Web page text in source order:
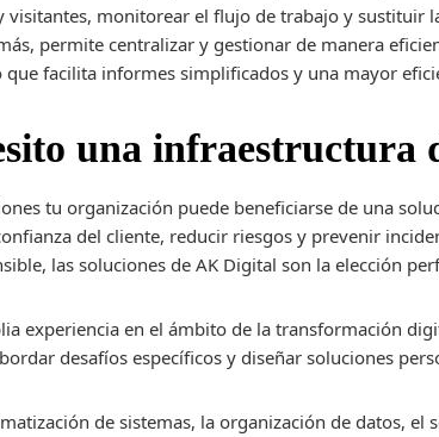
visitantes, monitorear el flujo de trabajo y sustituir
permite centralizar y gestionar de manera
que facilita informes simplificados y una mayor
una infraestructura
tu organización puede beneficiarse de una
del cliente, reducir riesgos y prevenir
las soluciones de AK Digital son la elección
experiencia en el ámbito de la transformación
desafíos específicos y diseñar soluciones
de sistemas, la organización de datos, el